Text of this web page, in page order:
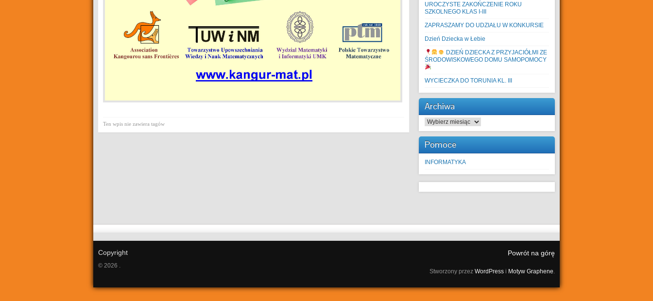
Ten wpis nie zawiera tagów
UROCZYSTE ZAKOŃCZENIE ROKU
SZKOLNEGO KLAS I-III
ZAPRASZAMY DO UDZIAŁU W KONKURSIE
Dzień Dziecka w Łebie
DZIEŃ DZIECKA Z PRZYJACIÓŁMI ZE
ŚRODOWISKOWEGO DOMU SAMOPOMOCY
WYCIECZKA DO TORUNIA KL. III
Archiwa
Archiwa
Pomoce
INFORMATYKA
Copyright
© 2026 .
Powrót na górę
Stworzony przez WordPress i Motyw Graphene